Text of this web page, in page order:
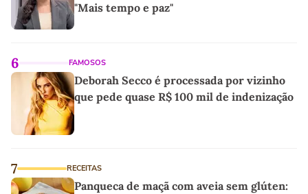
"Mais tempo e paz"
6 FAMOSOS
Deborah Secco é processada por vizinho
que pede quase R$ 100 mil de indenização
7 RECEITAS
Panqueca de maçã com aveia sem glúten: